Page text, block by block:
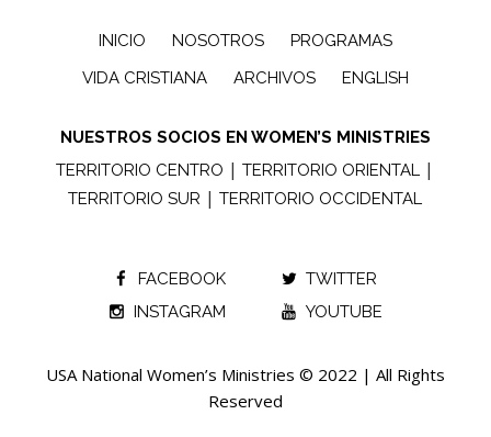
INICIO NOSOTROS
PROGRAMAS
VIDA CRISTIANA
ARCHIVOS ENGLISH
NUESTROS SOCIOS EN WOMEN’S MINISTRIES
TERRITORIO CENTRO |TERRITORIO ORIENTAL |
TERRITORIO SUR |TERRITORIO OCCIDENTAL
FACEBOOK
TWITTER
INSTAGRAM
YOUTUBE
USA National Women’s Ministries © 2022 | All Rights
Reserved